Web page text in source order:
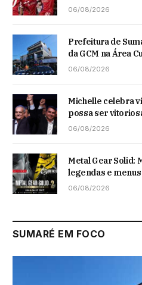
06/08/2026
Prefeitura de
da GCM na Área
06/08/2026
Michelle celebra
possa ser
06/08/2026
Metal Gear Solid:
legendas e
06/08/2026
SUMARÉ EM FOCO